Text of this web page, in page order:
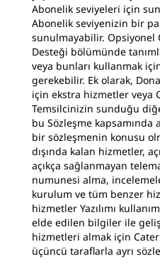
Abonelik seviyeleri için
Abonelik seviyenizin bir
sunulmayabilir. Opsiyonel
Desteği bölümünde
veya bunları kullanmak
gerekebilir. Ek olarak,
için ekstra hizmetler veya
Temsilcinizin sunduğu
bu Sözleşme kapsamında
bir sözleşmenin konusu
dışında kalan hizmetler,
açıkça sağlanmayan
numunesi alma,
kurulum ve tüm benzer
hizmetler Yazılımı
elde edilen bilgiler ile
hizmetleri almak için
üçüncü taraflarla ayrı